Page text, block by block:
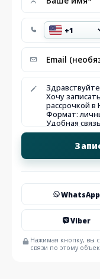
WhatsApp
Viber
Нажимая кнопку, вы
связи по этому